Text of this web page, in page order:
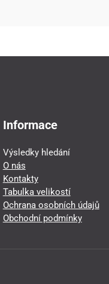
Informace
Výsledky hledání
O nás
Kontakty
Tabulka velikostí
Ochrana osobních údajů
Obchodní podmínky